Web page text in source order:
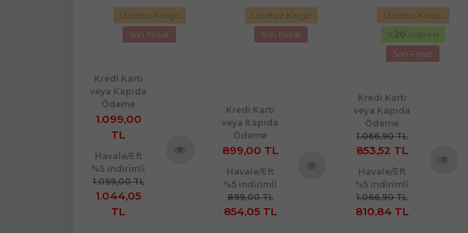
Ücretsiz Kargo
Son Fırsat
Kredi Kartı
veya Kapıda
Ödeme
1.099,00
TL
Havale/Eft
%5 indirimli
1.099,00 TL
1.044,05
TL
Ücretsiz Kargo
Son Fırsat
Kredi Kartı
veya Kapıda
Ödeme
899,00 TL
Havale/Eft
%5 indirimli
899,00 TL
854,05 TL
Ücretsiz Kargo
%20 İndirim
Son Fırsat
Kredi Kartı
veya Kapıda
Ödeme
1.066,90 TL
853,52 TL
Havale/Eft
%5 indirimli
1.066,90 TL
810,84 TL